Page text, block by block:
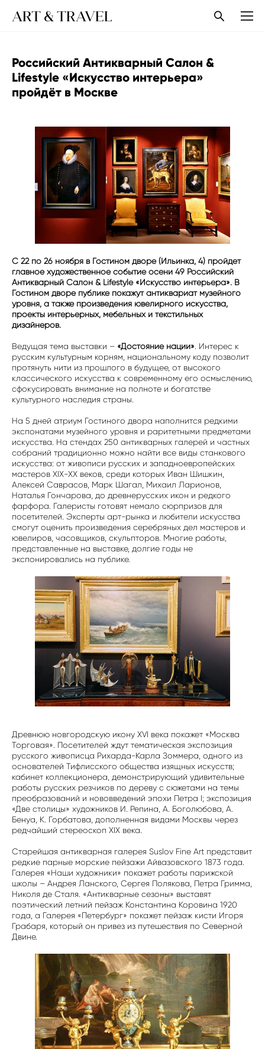
ART & TRAVEL
Российский Антикварный Салон &
Lifestyle «Искусство интерьера»
пройдёт в Москве
С 22 по 26 ноября в Гостином дворе (Ильинка, 4) пройдет
главное художественное событие осени 49 Российский
Антикварный Салон & Lifestyle «Искусство интерьера». В
Гостином дворе публике покажут антиквариат музейного
уровня, а также произведения ювелирного искусства,
проекты интерьерных, мебельных и текстильных
дизайнеров.
Ведущая тема выставки – «Достояние нации» . Интерес к
русским культурным корням, национальному коду позволит
протянуть нити из прошлого в будущее, от высокого
классического искусства к современному его осмыслению,
сфокусировать внимание на полноте и богатстве
культурного наследия страны.
На 5 дней атриум Гостиного двора наполнится редкими
экспонатами музейного уровня и раритетными предметами
искусства. На стендах 250 антикварных галерей и частных
собраний традиционно можно найти все виды станкового
искусства: от живописи русских и западноевропейских
мастеров XIX-XX веков, среди которых Иван Шишкин,
Алексей Саврасов, Марк Шагал, Михаил Ларионов,
Наталья Гончарова, до древнерусских икон и редкого
фарфора. Галеристы готовят немало сюрпризов для
посетителей. Эксперты арт-рынка и любители искусства
смогут оценить произведения серебряных дел мастеров и
ювелиров, часовщиков, скульпторов. Многие работы,
представленные на выставке, долгие годы не
экспонировались на публике.
Древнюю новгородскую икону XVI века покажет «Москва
Торговая». Посетителей ждут тематическая экспозиция
русского живописца Рихарда-Карла Зоммера, одного из
основателей Тифлисского общества изящных искусств;
кабинет коллекционера, демонстрирующий удивительные
работы русских резчиков по дереву с сюжетами на темы
преобразований и нововведений эпохи Петра I; экспозиция
«Две столицы» художников И. Репина, А. Боголюбова, А.
Бенуа, К. Горбатова, дополненная видами Москвы через
редчайший стереоскоп XIX века.
Старейшая антикварная галерея Suslov Fine Art представит
редкие парные морские пейзажи Айвазовского 1873 года.
Галерея «Наши художники» покажет работы парижской
школы – Андрея Ланского, Сергея Полякова, Петра Гримма,
Николя де Сталя. «Антикварные сезоны» выставят
поэтический летний пейзаж Константина Коровина 1920
года, а Галерея «Петербург» покажет пейзаж кисти Игоря
Грабаря, который он привез из путешествия по Северной
Двине.